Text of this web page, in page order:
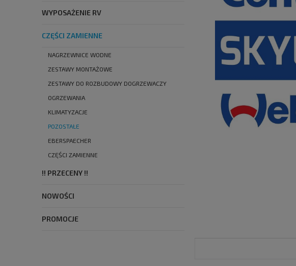
WYPOSAŻENIE RV
CZĘŚCI ZAMIENNE
NAGRZEWNICE WODNE
ZESTAWY MONTAŻOWE
ZESTAWY DO ROZBUDOWY DOGRZEWACZY
OGRZEWANIA
KLIMATYZACJE
POZOSTAŁE
EBERSPAECHER
CZĘŚCI ZAMIENNE
!! PRZECENY !!
NOWOŚCI
PROMOCJE